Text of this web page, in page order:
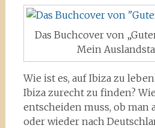
Das Buchcover von
Mein
Wie ist es, auf Ibiza zu
Ibiza zurecht zu finden?
entscheiden muss, ob man
oder wieder nach